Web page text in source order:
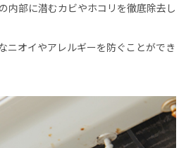
内部に潜むカビやホコリを徹底除去し
ニオイやアレルギーを防ぐことができ